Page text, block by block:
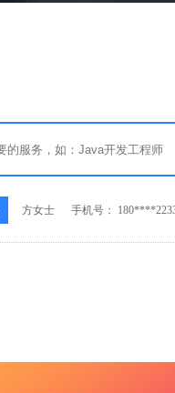
马先生 手机号：
李先生 手机号： 139****8393
张女士 手机号：
方女士 手机号：